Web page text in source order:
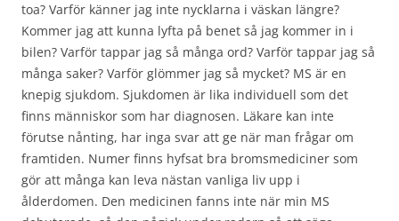
toa? Varför känner jag inte nycklarna i väskan längre?
Kommer jag att kunna lyfta på benet så jag kommer in i
bilen? Varför tappar jag så många ord? Varför tappar jag så
många saker? Varför glömmer jag så mycket? MS är en
knepig sjukdom. Sjukdomen är lika individuell som det
finns människor som har diagnosen. Läkare kan inte
förutse nånting, har inga svar att ge när man frågar om
framtiden. Numer finns hyfsat bra bromsmediciner som
gör att många kan leva nästan vanliga liv upp i
ålderdomen. Den medicinen fanns inte när min MS